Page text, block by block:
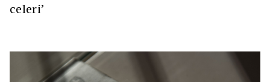
celeri’